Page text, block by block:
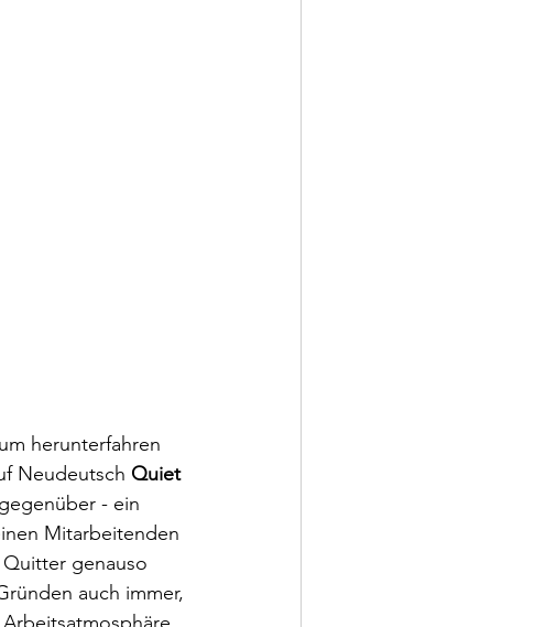
herunterfahren
Neudeutsch Quiet
gegenüber - ein
Mitarbeitenden
genauso
auch immer,